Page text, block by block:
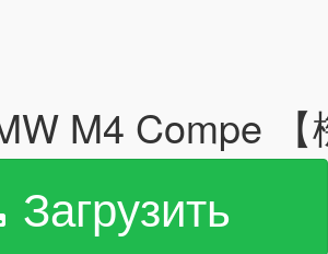
M4 Compe 【
Загрузить